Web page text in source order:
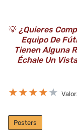
💡 ¿Quieres
Equipo De
Tienen Alguna
Échale Un
★★★★★
Posters